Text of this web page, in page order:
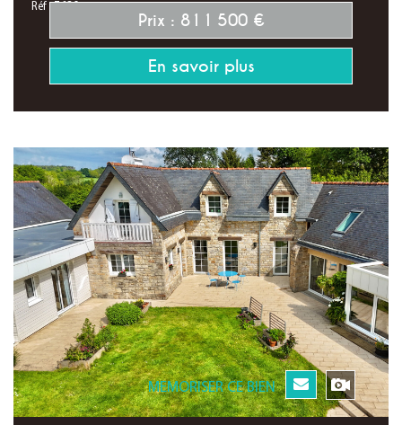
Réf : 7630
Prix : 811 500 €
En savoir plus
MEMORISER CE BIEN